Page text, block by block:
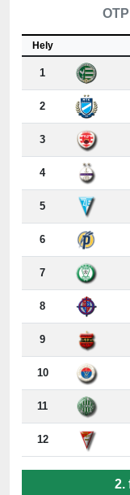
1
2
3
4
5
6
7
8
9
10
11
12
ZTE